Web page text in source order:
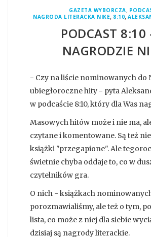
GAZETA WYBORCZA,
NAGRODA LITERACKA NIKE, 8:10,
PODCAST 8:10
NAGRODZIE
- Czy na liście nominowanych do
ubiegłoroczne hity - pyta
w podcaście 8:10, który dla Was
Masowych hitów może i nie ma,
czytane i komentowane. Są też
książki "przegapione". Ale
świetnie chyba oddaje to, co w
czytelników gra.
O nich - książkach
porozmawialiśmy, ale też o tym,
lista, co może z niej dla siebie
dzisiaj są nagrody literackie.